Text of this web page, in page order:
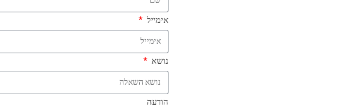
אימייל
נושא
הודעה